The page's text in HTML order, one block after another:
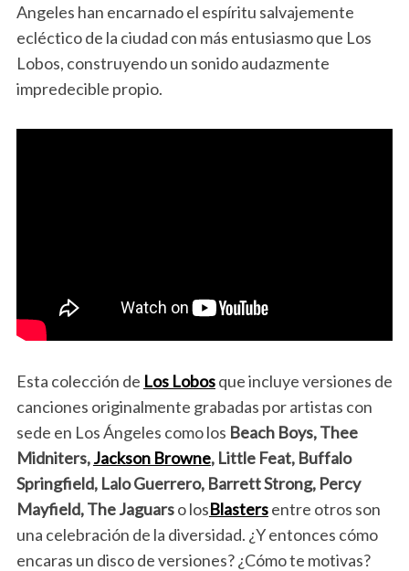
Angeles han encarnado el espíritu salvajemente
ecléctico de la ciudad con más entusiasmo que Los
Lobos, construyendo un sonido audazmente
impredecible propio.
Esta colección de Los Lobosque incluye versiones de
canciones originalmente grabadas por artistas con
sede en Los Ángeles como los Beach Boys, Thee
Midniters,Jackson Browne, Little Feat, Buffalo
Springfield, Lalo Guerrero, Barrett Strong, Percy
Mayfield, The Jaguarso losBlastersentre otros son
una celebración de la diversidad. ¿Y entonces cómo
encaras un disco de versiones? ¿Cómo te motivas?